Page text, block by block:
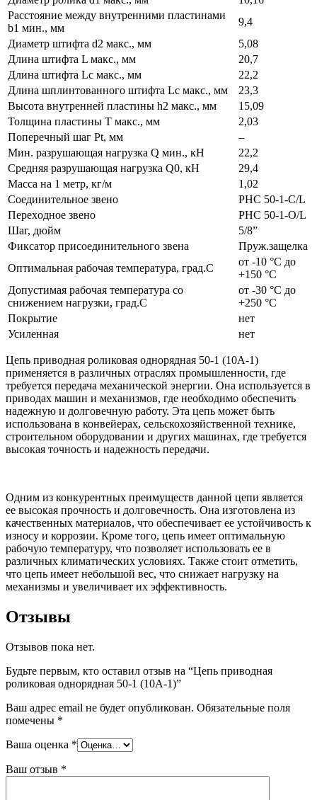
Расстояние между внутренними пластинами
b1 мин., мм
9,4
Диаметр штифта d2 макс., мм
5,08
Длина штифта L макс., мм
20,7
Длина штифта Lc макс., мм
22,2
Длина шплинтованного штифта Lc макс., мм
23,3
Высота внутренней пластины h2 макс., мм
15,09
Толщина пластины T макс., мм
2,03
Поперечный шаг Pt, мм
–
Мин. разрушающая нагрузка Q мин., кН
22,2
Средняя разрушающая нагрузка Q0, кН
29,4
Масса на 1 метр, кг/м
1,02
Соединительное звено
PHC 50-1-C/L
Переxодное звено
PHC 50-1-O/L
Шаг, дюйм
5/8”
Фиксатор присоединительного звена
Пруж.защелка
Оптимальная рабочая температура, град.С
от -10 °С до
+150 °С
Допустимая рабочая температура со
снижением нагрузки, град.С
от -30 °С до
+250 °С
Покрытие
нет
Усиленная
нет
Цепь приводная роликовая однорядная 50-1 (10A-1)
применяется в различных отраслях промышленности, где
требуется передача механической энергии. Она используется в
приводах машин и механизмов, где необходимо обеспечить
надежную и долговечную работу. Эта цепь может быть
использована в конвейерах, сельскохозяйственной технике,
строительном оборудовании и других машинах, где требуется
высокая точность и надежность передачи.
Одним из конкурентных преимуществ данной цепи является
ее высокая прочность и долговечность. Она изготовлена из
качественных материалов, что обеспечивает ее устойчивость к
износу и коррозии. Кроме того, цепь имеет оптимальную
рабочую температуру, что позволяет использовать ее в
различных климатических условиях. Также стоит отметить,
что цепь имеет небольшой вес, что снижает нагрузку на
механизмы и увеличивает их эффективность.
Отзывы
Отзывов пока нет.
Будьте первым, кто оставил отзыв на “Цепь приводная
роликовая однорядная 50-1 (10A-1)”
Ваш адрес email не будет опубликован. Обязательные поля
помечены *
Ваша оценка *
Ваш отзыв *